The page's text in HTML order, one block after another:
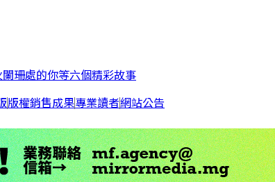
珊處的你等六個精彩故事
版權銷售成果專業讀者網站公告